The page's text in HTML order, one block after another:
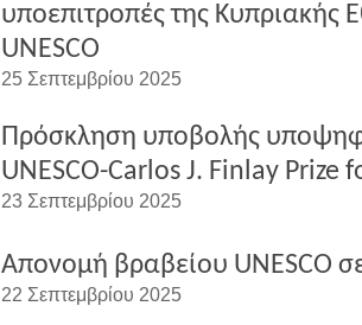
υποεπιτροπές της Κυπριακής
UNESCO
25 Σεπτεμβρίου 2025
Πρόσκληση υποβολής
UNESCO-Carlos J. Finlay
23 Σεπτεμβρίου 2025
Απονομή βραβείου UNESCO
22 Σεπτεμβρίου 2025